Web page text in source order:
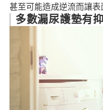
甚至可能造成逆流而讓
多數漏尿護墊有